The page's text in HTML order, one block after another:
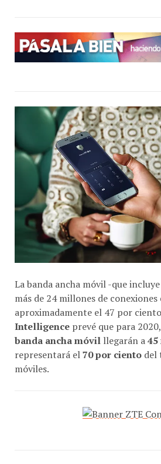
La banda ancha móvil -que incluye
más de 24 millones de conexiones
aproximadamente el 47 por
Intelligence prevé que para
banda ancha móvil llegarán a
representará el 70 por ciento del
móviles.